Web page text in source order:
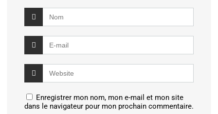
Enregistrer mon nom, mon e-mail et mon site
dans le navigateur pour mon prochain commentaire.